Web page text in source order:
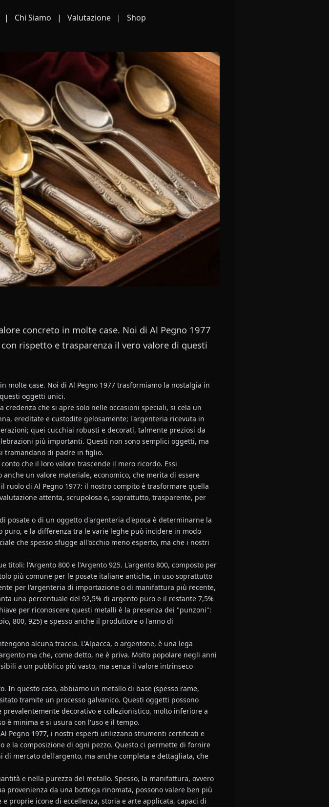
| Chi Siamo | Valutazione |
Shop
concreto in molte case. Noi di Al Pegno 1977
rispetto e trasparenza il vero valore di questi
molte case. Noi di Al Pegno 1977 trasformiamo la nostalgia in
oggetti unici.
che si apre solo nelle occasioni speciali, si cela un
ereditate e custodite gelosamente; l'argenteria ricevuta in
quei cucchiai robusti e decorati, talmente preziosi da
più importanti. Questi non sono semplici oggetti, ma
tramandano di padre in figlio.
che il loro valore trascende il mero ricordo. Essi
un valore materiale, economico, che merita di essere
ruolo di Al Pegno 1977: il nostro compito è trasformare quella
attenta, scrupolosa e, soprattutto, trasparente, per
posate o di un oggetto d'argenteria d'epoca è determinarne la
e la differenza tra le varie leghe può incidere in modo
che spesso sfugge all'occhio meno esperto, ma che i nostri
l'Argento 800 e l'Argento 925. L'argento 800, composto per
più comune per le posate italiane antiche, in uso soprattutto
per l'argenteria di importazione o di manifattura più recente,
una percentuale del 92,5% di argento puro e il restante 7,5%
per riconoscere questi metalli è la presenza dei "punzoni":
800, 925) e spesso anche il produttore o l'anno di
alcuna traccia. L'Alpacca, o argentone, è una lega
ma che, come detto, ne è priva. Molto popolare negli anni
a un pubblico più vasto, ma senza il valore intrinseco
questo caso, abbiamo un metallo di base (spesso rame,
tramite un processo galvanico. Questi oggetti possono
decorativo e collezionistico, molto inferiore a
è minima e si usura con l'uso e il tempo.
Pegno 1977, i nostri esperti utilizzano strumenti certificati e
e la composizione di ogni pezzo. Questo ci permette di fornire
mercato dell'argento, ma anche completa e dettagliata, che
e nella purezza del metallo. Spesso, la manifattura, ovvero
provenienza da una bottega rinomata, possono valere ben più
proprie icone di eccellenza, storia e arte applicata, capaci di